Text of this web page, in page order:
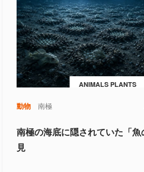
ANIMALS PLANTS
動物 南極
南極の海底に隠されていた「
見